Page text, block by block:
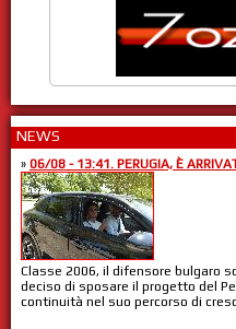
NEWS
» 06/08 - 13:41. PERUGIA, È
Classe 2006, il difensore bulgaro
deciso di sposare il progetto del
continuità nel suo percorso di